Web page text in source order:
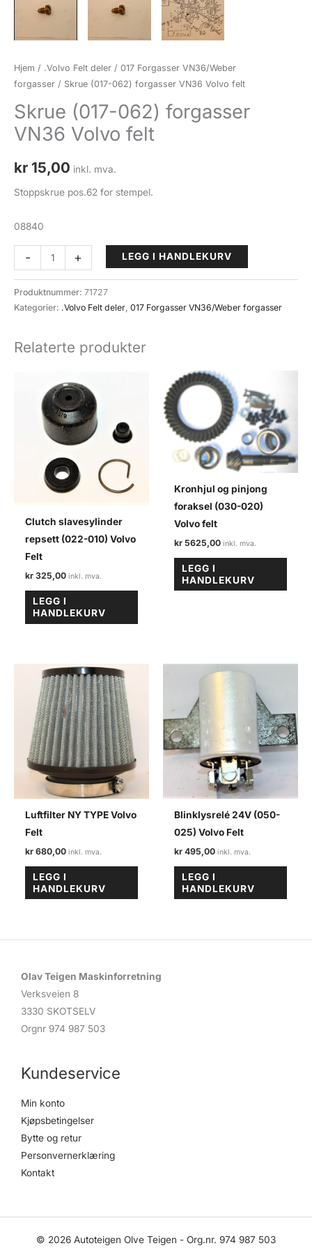
Hjem / .Volvo Felt deler / 017 Forgasser VN36/Weber
forgasser / Skrue (017-062) forgasser VN36 Volvo felt
Skrue (017-062) forgasser
VN36 Volvo felt
kr 15,00 inkl. mva.
Stoppskrue pos.62 for stempel.
08840
-
(017-
062)
forgasser
Volvo
+ LEGG I HANDLEKURV
Produktnummer: 71727
Kategorier: .Volvo Felt deler 017 Forgasser VN36/Weber forgasser
Relaterte produkter
Clutch slavesylinder
repsett (022-010) Volvo
Felt
kr 325,00
LEGG I
HANDLEKURV
Kronhjul og pinjong
foraksel (030-020)
Volvo felt
kr 5625,00
LEGG I
HANDLEKURV
Luftfilter NY TYPE Volvo
Felt
kr 680,00
LEGG I
HANDLEKURV
Blinklysrelé 24V (050-
025) Volvo Felt
kr 495,00
LEGG I
HANDLEKURV
Olav Teigen Maskinforretning
Verksveien 8
3330 SKOTSELV
Orgnr 974 987 503
Kundeservice
Min konto
Kjøpsbetingelser
Bytte og retur
Personvernerklæring
Kontakt
© 2026 Autoteigen Olve Teigen - Org.nr. 974 987 503